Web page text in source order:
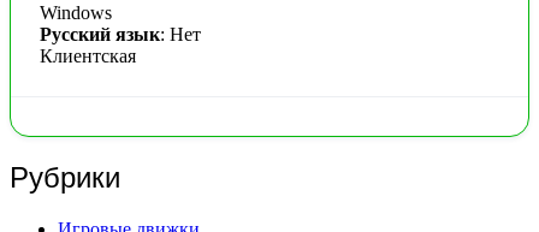
Windows
Русский язык: Нет
Клиентская
Рубрики